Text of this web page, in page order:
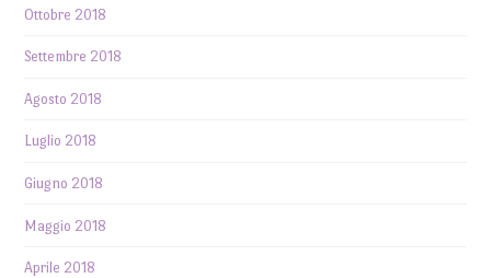
Ottobre 2018
Settembre 2018
Agosto 2018
Luglio 2018
Giugno 2018
Maggio 2018
Aprile 2018